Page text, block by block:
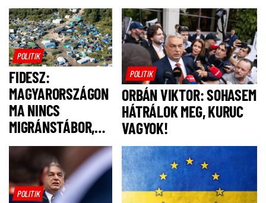
POLITIK
FIDESZ:
MAGYARORSZÁGON
MA NINCS
MIGRÁNSTÁBOR,
FELSZÓLÍTJUK
MAGYAR PÉTERT,
HOGY NE IS
LEGYEN!
POLITIK
ORBÁN VIKTOR: SOHASEM
HÁTRÁLOK MEG, KURUC
VAGYOK!
POLITIK